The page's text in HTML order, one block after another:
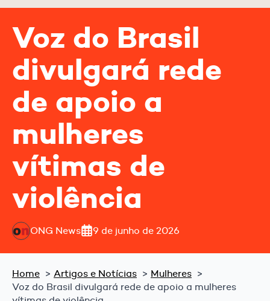
Voz do Brasil
divulgará rede
de apoio a
mulheres
vítimas de
violência
ONG News 9 de junho de 2026
Home Artigos e Notícias
Mulheres
Voz do Brasil divulgará rede de apoio a mulheres